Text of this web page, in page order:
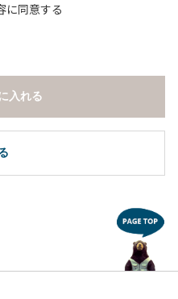
に同意する
入れる